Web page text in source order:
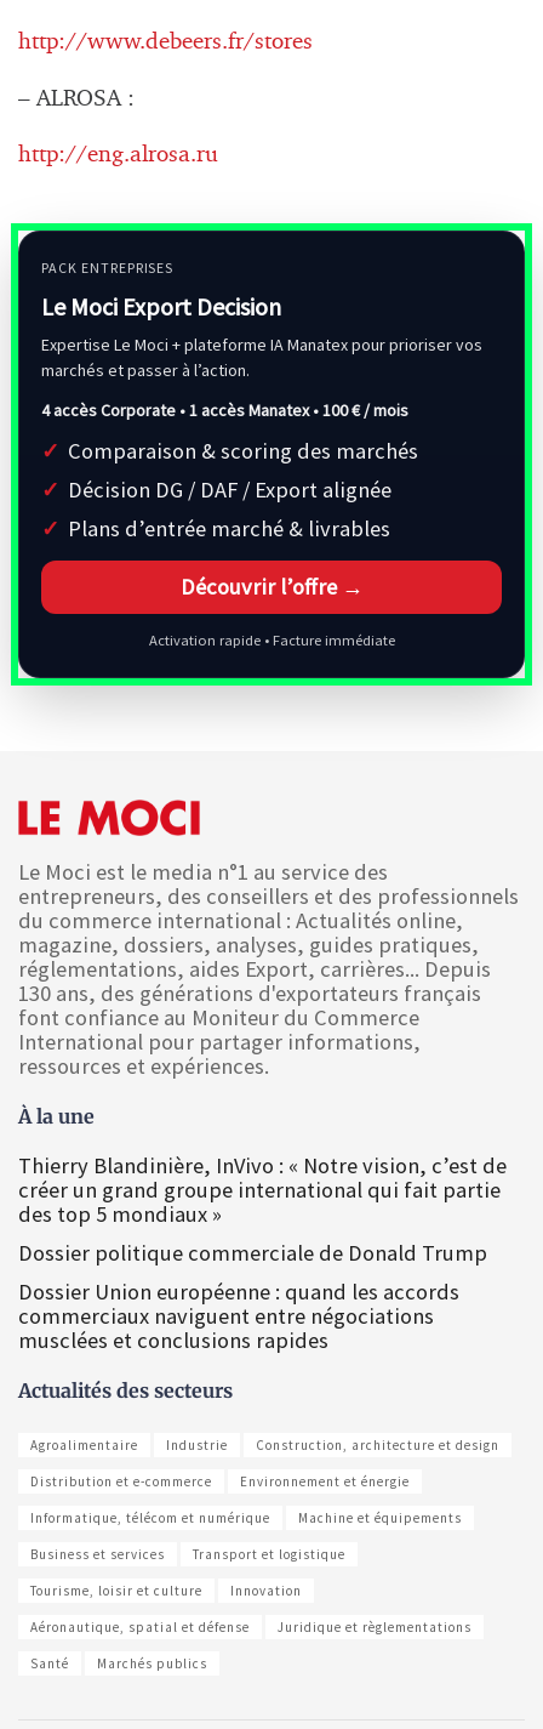
http://www.debeers.fr/stores
– ALROSA :
http://eng.alrosa.ru
PACK ENTREPRISES
Le Moci Export Decision
Expertise Le Moci + plateforme IA Manatex pour prioriser vos
marchés et passer à l’action.
4 accès Corporate • 1 accès Manatex •100 € / mois
Comparaison & scoring des marchés
Décision DG / DAF / Export alignée
Plans d’entrée marché & livrables
Découvrir l’offre →
Activation rapide • Facture immédiate
Le Moci est le media n°1 au service des
entrepreneurs, des conseillers et des professionnels
du commerce international : Actualités online,
magazine, dossiers, analyses, guides pratiques,
réglementations, aides Export, carrières... Depuis
130 ans, des générations d'exportateurs français
font confiance au Moniteur du Commerce
International pour partager informations,
ressources et expériences.
À la une
Thierry Blandinière, InVivo : « Notre vision, c’est de
créer un grand groupe international qui fait partie
des top 5 mondiaux »
Dossier politique commerciale de Donald Trump
Dossier Union européenne : quand les accords
commerciaux naviguent entre négociations
musclées et conclusions rapides
Actualités des secteurs
Agroalimentaire Industrie Construction, architecture et design
Distribution et e-commerce Environnement et énergie
Informatique, télécom et numérique Machine et équipements
Business et services Transport et logistique
Tourisme, loisir et culture Innovation
Aéronautique, spatial et défense Juridique et règlementations
Santé Marchés publics